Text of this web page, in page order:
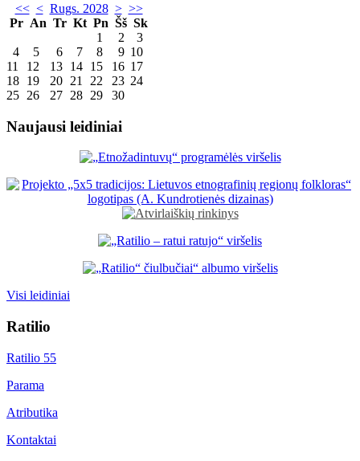
<< < Rugs. 2028 > >>
Pr An Tr Kt Pn Šš Sk
1
2
3
4
5 6 7 8 9 10
11
12 13 14 15 16 17
18 19 20 21 22 23 24
25 26 27 28 29 30
Naujausi leidiniai
Visi leidiniai
Ratilio
Ratilio 55
Parama
Atributika
Kontaktai